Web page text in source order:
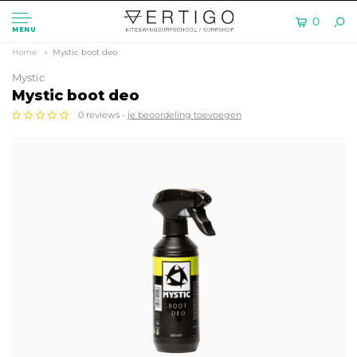
MENU
0
Home Mystic boot deo
Mystic
Mystic boot deo
0 reviews - je beoordeling toevoegen